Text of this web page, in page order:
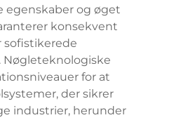
egenskaber og øget
konsekvent
sofistikerede
for at
der sikrer
industrier, herunder